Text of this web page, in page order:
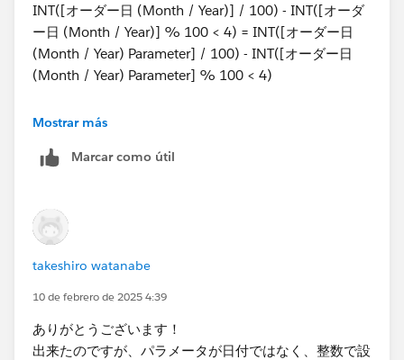
INT([オーダー日 (Month / Year)] / 100) - INT([オーダ
ー日 (Month / Year)] % 100 < 4) = INT([オーダー日
(Month / Year) Parameter] / 100) - INT([オーダー日
(Month / Year) Parameter] % 100 < 4)
という内容になっています。下段の年度制御の部分はサ
め長くなっています。
Mostrar más
Marcar como útil
takeshiro watanabe
10 de febrero de 2025 4:39
ありがとうございます！
出来たのですが、パラメータが日付ではなく、整数で設